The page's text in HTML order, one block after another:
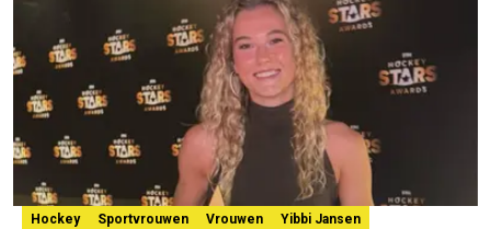
Hockey Sportvrouwen Vrouwen Yibbi Jansen